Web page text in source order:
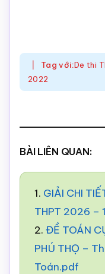
Tag với:De thi
2022
BÀI LIÊN QUAN:
1. GIẢI CHI
THPT 2026 –
2. ĐỀ TOÁN
PHÚ THỌ –
Toán.pdf